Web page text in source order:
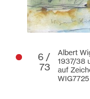
6 /
73
Albert
1937/38
auf
WIG7725